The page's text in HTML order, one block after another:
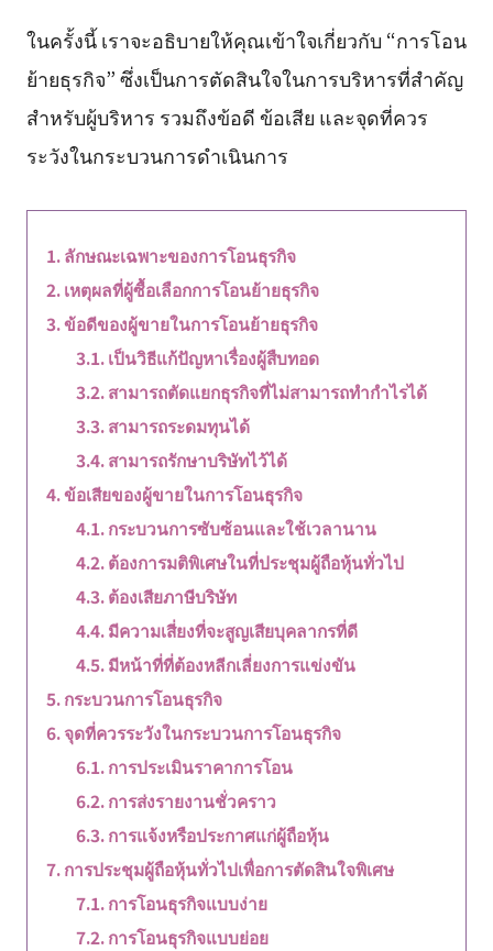
ในครั้งนี้ เราจะอธิบายให้คุณเข้าใจเกี่ยวกับ “การโอน
ย้ายธุรกิจ” ซึ่งเป็นการตัดสินใจในการบริหารที่สำคัญ
สำหรับผู้บริหาร รวมถึงข้อดี ข้อเสีย และจุดที่ควร
ระวังในกระบวนการดำเนินการ
ลักษณะเฉพาะของการโอนธุรกิจ
เหตุผลที่ผู้ซื้อเลือกการโอนย้ายธุรกิจ
ข้อดีของผู้ขายในการโอนย้ายธุรกิจ
เป็นวิธีแก้ปัญหาเรื่องผู้สืบทอด
สามารถตัดแยกธุรกิจที่ไม่สามารถทำกำไรได้
สามารถระดมทุนได้
สามารถรักษาบริษัทไว้ได้
ข้อเสียของผู้ขายในการโอนธุรกิจ
กระบวนการซับซ้อนและใช้เวลานาน
ต้องการมติพิเศษในที่ประชุมผู้ถือหุ้นทั่วไป
ต้องเสียภาษีบริษัท
มีความเสี่ยงที่จะสูญเสียบุคลากรที่ดี
มีหน้าที่ที่ต้องหลีกเลี่ยงการแข่งขัน
กระบวนการโอนธุรกิจ
จุดที่ควรระวังในกระบวนการโอนธุรกิจ
การประเมินราคาการโอน
การส่งรายงานชั่วคราว
การแจ้งหรือประกาศแก่ผู้ถือหุ้น
การประชุมผู้ถือหุ้นทั่วไปเพื่อการตัดสินใจพิเศษ
การโอนธุรกิจแบบง่าย
การโอนธุรกิจแบบย่อย